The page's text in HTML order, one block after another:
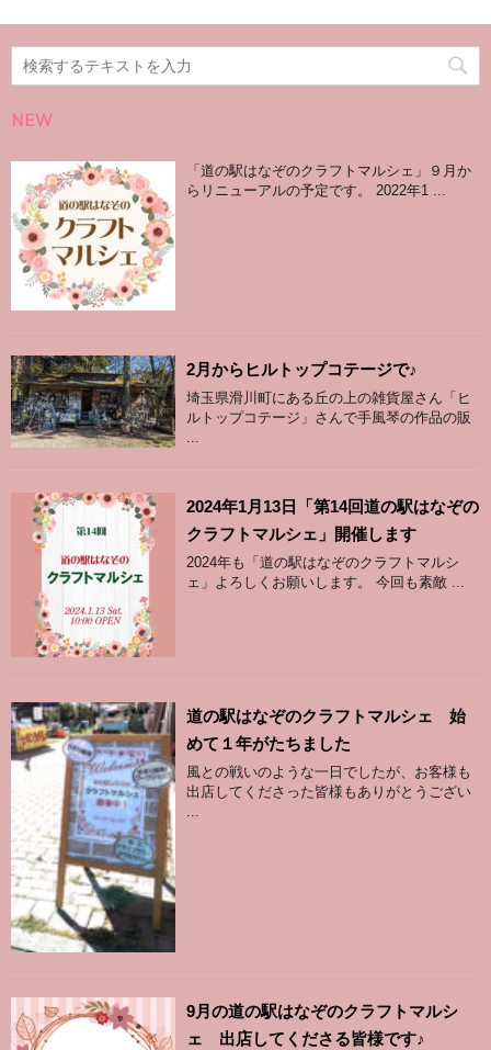
NEW
「道の駅はなぞのクラフトマルシェ」９月か
らリニューアルの予定です。 2022年1 ...
2月からヒルトップコテージで♪
埼玉県滑川町にある丘の上の雑貨屋さん「ヒ
ルトップコテージ」さんで手風琴の作品の販
...
2024年1月13日「第14回道の駅はなぞの
クラフトマルシェ」開催します
2024年も「道の駅はなぞのクラフトマルシ
ェ」よろしくお願いします。 今回も素敵 ...
道の駅はなぞのクラフトマルシェ 始
めて１年がたちました
風との戦いのような一日でしたが、お客様も
出店してくださった皆様もありがとうござい
...
9月の道の駅はなぞのクラフトマルシ
ェ 出店してくださる皆様です♪